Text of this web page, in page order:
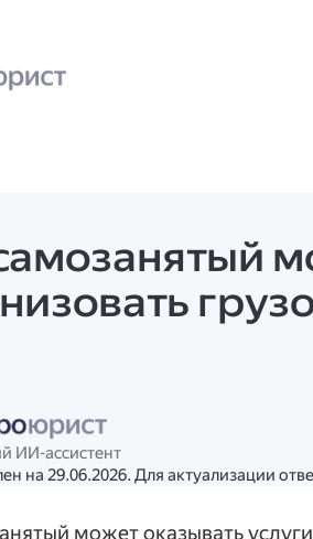
ИИ-ассистент
на 29.06.2026. Для актуализации
может оказывать